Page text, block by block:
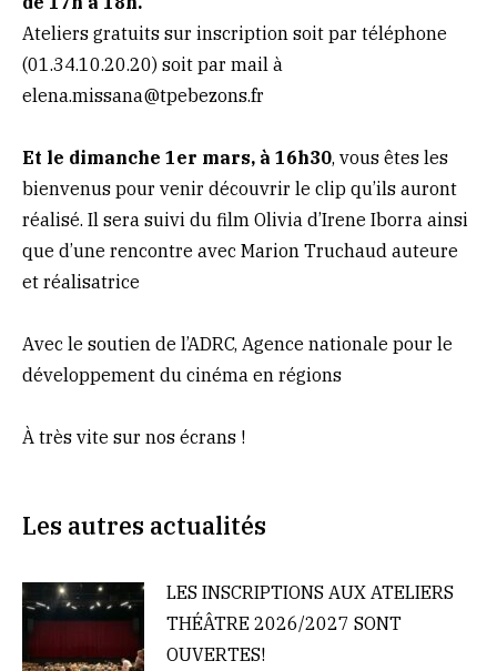
Ateliers gratuits sur inscription soit par téléphone
(01.34.10.20.20) soit par mail à
elena.missana@tpebezons.fr
Et le dimanche 1er mars, à 16h30, vous êtes les
bienvenus pour venir découvrir le clip qu’ils auront
réalisé. Il sera suivi du film Olivia d’Irene Iborra ainsi
que d’une rencontre avec Marion Truchaud auteure
et réalisatrice
Avec le soutien de l’ADRC, Agence nationale pour le
développement du cinéma en régions
À très vite sur nos écrans !
Les autres actualités
LES INSCRIPTIONS AUX ATELIERS
THÉÂTRE 2026/2027 SONT
OUVERTES!